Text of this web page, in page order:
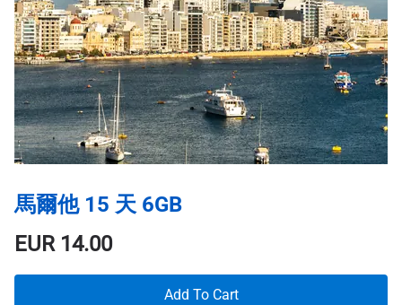
馬爾他 15 天 6GB
EUR14.00
Add To Cart